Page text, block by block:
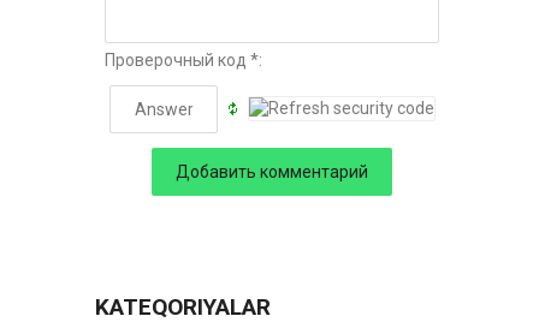
Проверочный код *:
KATEQORIYALAR